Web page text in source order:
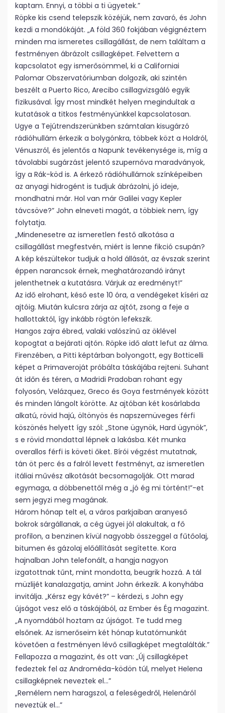
kaptam. Ennyi, a többi a ti ügyetek.”
Röpke kis csend telepszik közéjük, nem zavaró, és John
kezdi a mondókáját. „A föld 360 fokjában végignéztem
minden ma ismeretes csillagállást, de nem találtam a
festményen ábrázolt csillagképet. Felvettem a
kapcsolatot egy ismerősömmel, ki a Californiai
Palomar Obszervatóriumban dolgozik, aki szintén
beszélt a Puerto Rico, Arecibo csillagvizsgáló egyik
fizikusával. Így most mindkét helyen megindultak a
kutatások a titkos festményünkkel kapcsolatosan.
Ugye a Tejútrendszerünkben számtalan kisugárzó
rádióhullám érkezik a bolygónkra, többek közt a Holdról,
Vénuszról, és jelentős a Napunk tevékenysége is, míg a
távolabbi sugárzást jelentő szupernóva maradványok,
így a Rák-köd is. A érkező rádióhullámok színképeiben
az anyagi hidrogént is tudjuk ábrázolni, jó ideje,
mondhatni már. Hol van már Galilei vagy Kepler
távcsöve?” John elneveti magát, a többiek nem, így
folytatja.
„Mindenesetre az ismeretlen festő alkotása a
csillagállást megfestvén, miért is lenne fikció csupán?
A kép készültekor tudjuk a hold állását, az évszak szerint
éppen narancsok érnek, meghatározandó irányt
jelenthetnek a kutatásra. Várjuk az eredményt!”
Az idő elrohant, késő este 10 óra, a vendégeket kíséri az
ajtóig. Miután kulcsra zárja az ajtót, zsong a feje a
hallottaktól, így inkább rögtön lefekszik.
Hangos zajra ébred, valaki valószínű az öklével
kopogtat a bejárati ajtón. Röpke idő alatt lefut az álma.
Firenzében, a Pitti képtárban bolyongott, egy Botticelli
képet a Primaveroját próbálta táskájába rejteni. Suhant
át időn és téren, a Madridi Pradoban rohant egy
folyosón, Velázquez, Greco és Goya festmények között
és minden lángolt körötte. Az ajtóban két kosárlabda
alkatú, rövid hajú, öltönyös és napszemüveges férfi
köszönés helyett így szól: „Stone ügynök, Hard ügynök”,
s e rövid mondattal lépnek a lakásba. Két munka
overallos férfi is követi őket. Bírói végzést mutatnak,
tán öt perc és a falról levett festményt, az ismeretlen
itáliai művész alkotását becsomagolják. Ott marad
egymaga, a döbbenettől még a „jó ég mi történt!”-et
sem jegyzi meg magának.
Három hónap telt el, a város parkjaiban aranyeső
bokrok sárgállanak, a cég ügyei jól alakultak, a fő
profilon, a benzinen kívül nagyobb összeggel a fűtőolaj,
bitumen és gázolaj előállítását segítette. Kora
hajnalban John telefonált, a hangja nagyon
izgatottnak tűnt, mint mondotta, beugrik hozzá. A tál
müzlijét kanalazgatja, amint John érkezik. A konyhába
invitálja. „Kérsz egy kávét?” – kérdezi, s John egy
újságot vesz elő a táskájából, az Ember és Ég magazint.
„A nyomdából hoztam az újságot. Te tudd meg
elsőnek. Az ismerőseim két hónap kutatómunkát
követően a festményen lévő csillagképet megtalálták.”
Fellapozza a magazint, és ott van: „Új csillagképet
fedeztek fel az Androméda-ködön túl, melyet Helena
csillagképnek neveztek el…”
„Remélem nem haragszol, a feleségedről, Helenáról
neveztük el…”